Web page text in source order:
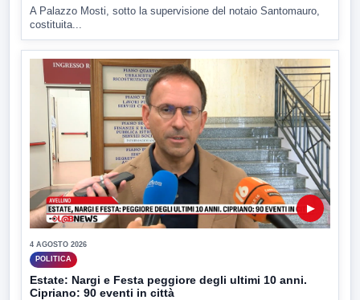
A Palazzo Mosti, sotto la supervisione del notaio Santomauro,
costituita...
▶
4 AGOSTO 2026
POLITICA
Estate: Nargi e Festa peggiore degli ultimi 10 anni.
Cipriano: 90 eventi in città